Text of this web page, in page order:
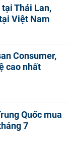
Thái Lan,
Việt Nam
Consumer,
cao nhất
Quốc mua
7